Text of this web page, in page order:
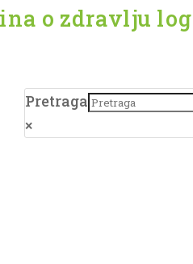
Pretraga
×